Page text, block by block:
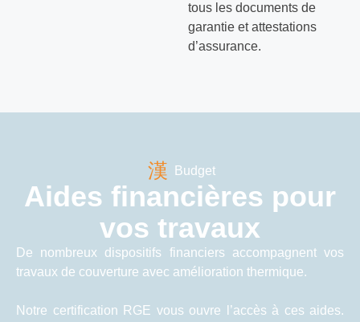
tous les documents de
garantie et attestations
d’assurance.
Budget
Aides financières pour
vos travaux
De nombreux dispositifs financiers accompagnent vos
travaux de couverture avec amélioration thermique.
Notre certification RGE vous ouvre l’accès à ces aides.